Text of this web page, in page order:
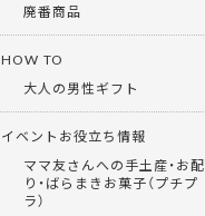
廃番商品
HOW TO
大人の男性ギフト
イベントお役立ち情報
ママ友さんへの手土産・お配
り・ばらまきお菓子（プチプ
ラ）